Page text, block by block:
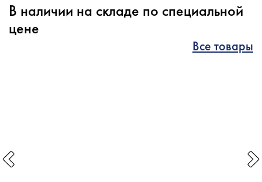
В наличии на складе по специальной
цене
Все товары